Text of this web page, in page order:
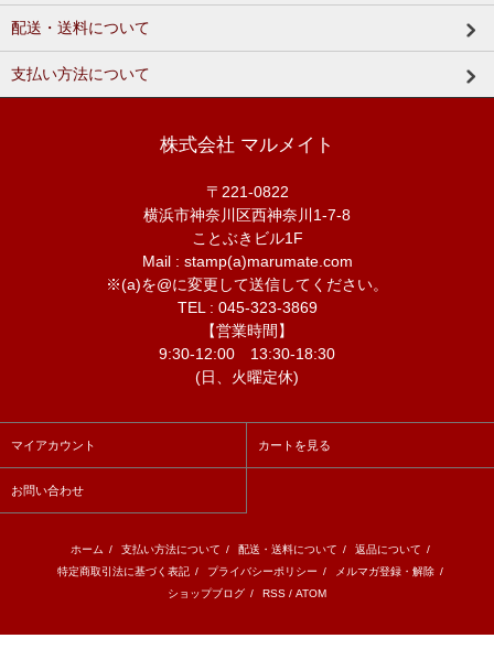
配送・送料について
支払い方法について
株式会社 マルメイト
〒221-0822
横浜市神奈川区西神奈川1-7-8
ことぶきビル1F
Mail : stamp(a)marumate.com
※(a)を@に変更して送信してください。
TEL : 045-323-3869
【営業時間】
9:30-12:00 13:30-18:30
(日、火曜定休)
マイアカウント カートを見る
お問い合わせ
ホーム / 支払い方法について / 配送・送料について / 返品について /
特定商取引法に基づく表記 / プライバシーポリシー / メルマガ登録・解除 /
ショップブログ / RSS / ATOM